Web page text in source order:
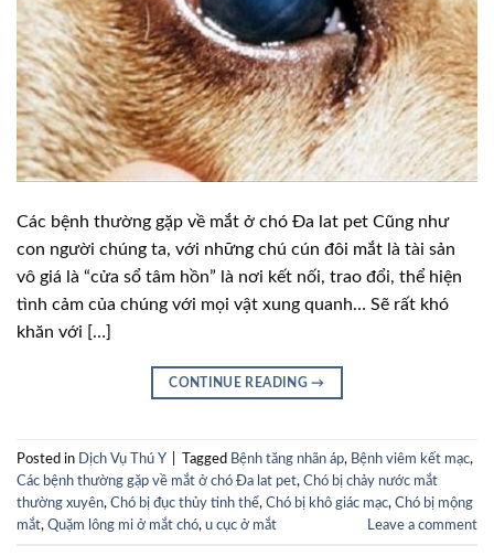
Các bệnh thường gặp về mắt ở chó Đa lat pet Cũng như
con người chúng ta, với những chú cún đôi mắt là tài sản
vô giá là “cửa sổ tâm hồn” là nơi kết nối, trao đổi, thể hiện
tình cảm của chúng với mọi vật xung quanh… Sẽ rất khó
khăn với […]
CONTINUE READING→
Posted in Dịch Vụ Thú Y Tagged Bệnh tăng nhãn áp, Bệnh viêm kết mạc,
Các bệnh thường gặp về mắt ở chó Đa lat pet, Chó bị chảy nước mắt
thường xuyên, Chó bị đục thủy tinh thể, Chó bị khô giác mạc, Chó bị mộng
mắt, Quặm lông mi ở mắt chó, u cục ở mắt Leave a comment